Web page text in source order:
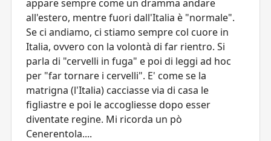
appare sempre come un dramma andare
all'estero, mentre fuori dall'Italia è "normale".
Se ci andiamo, ci stiamo sempre col cuore in
Italia, ovvero con la volontà di far rientro. Si
parla di "cervelli in fuga" e poi di leggi ad hoc
per "far tornare i cervelli". E' come se la
matrigna (l'Italia) cacciasse via di casa le
figliastre e poi le accogliesse dopo esser
diventate regine. Mi ricorda un pò
Cenerentola....